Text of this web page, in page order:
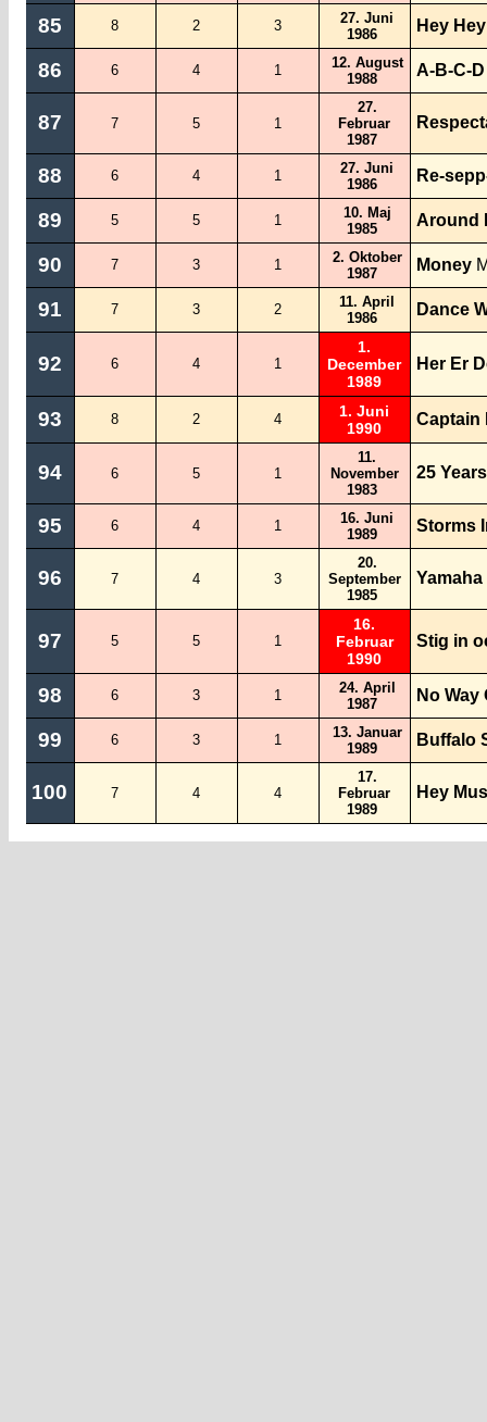
85 8 2 3
27. Juni
1986
Hey Hey
86 6 4 1
12. August
1988
A-B-C-D
87 7 5 1
27.
Februar
1987
88 6 4 1
27. Juni
1986
Re-
89 5 5 1
10. Maj
1985
Around
90 7 3 1
2. Oktober
1987
Money
91 7 3 2
11. April
1986
Dance
92 6 4 1
1.
December
1989
Her Er
93 8 2 4
1. Juni
1990
Captain
94 6 5 1
11.
November
1983
25 Years
95 6 4 1
16. Juni
1989
Storms
96 7 4 3
20.
September
1985
Yamaha
97 5 5 1
16.
Februar
1990
Stig in
98 6 3 1
24. April
1987
No Way
99 6 3 1
13. Januar
1989
Buffalo
100 7 4 4
17.
Februar
1989
Hey